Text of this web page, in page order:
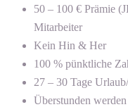
50 – 100 € Prämie
Mitarbeiter
Kein Hin & Her
100 % pünktliche
27 – 30 Tage
Überstunden